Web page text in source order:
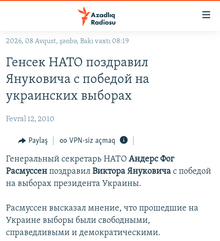
Əsas
qayıt
Əsas
naviqasiyaya
qayıt
KORRUPSIOMETR
#ƏSLINDƏ
FƏRQƏ BAX
QANUNI DOĞRU
ARAŞDIRMA
MULTIMEDIA
FOTOQALEREYA
İNFOQRAFIKA
OXU ZALI
AZƏRBAYCAN ƏDƏBIYYATI KITABXANASI
HAQQIMIZDA
MISSIYAMIZ
BIZI IZLƏ
2026, 08 Avqust, şənbə, Bakı vaxtı 08:19
Генсек НАТО поздравил
Януковича с победой на
украинских выборах
Fevral 12, 2010
Paylaş VPN-siz açmaq
Генеральный секретарь НАТО Андерс Фог
Расмуссен поздравил Виктора Януковича с победой
на выборах президента Украины.
Расмуссен высказал мнение, что прошедшие на
Украине выборы были свободными,
справедливыми и демократическими.